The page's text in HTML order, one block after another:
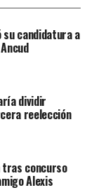
su candidatura a
dividir
reelección
tras concurso
Alexis